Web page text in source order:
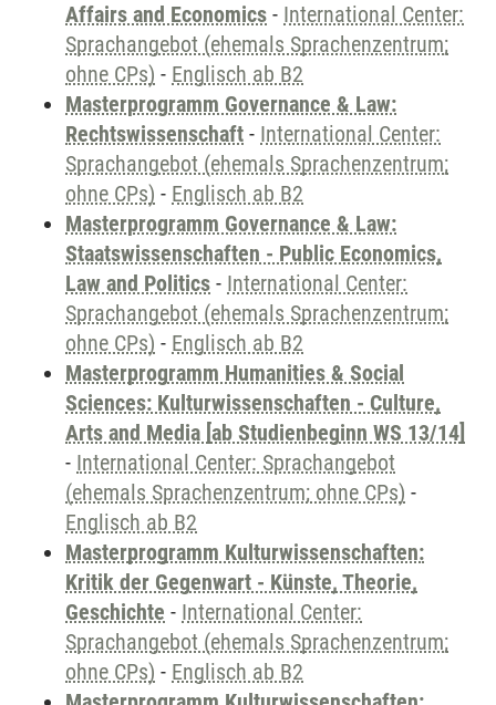
Affairs and Economics - International Center:
Sprachangebot (ehemals Sprachenzentrum;
ohne CPs) - Englisch ab B2
Masterprogramm Governance & Law:
Rechtswissenschaft - International Center:
Sprachangebot (ehemals Sprachenzentrum;
ohne CPs) - Englisch ab B2
Masterprogramm Governance & Law:
Staatswissenschaften - Public Economics,
Law and Politics - International Center:
Sprachangebot (ehemals Sprachenzentrum;
ohne CPs) - Englisch ab B2
Masterprogramm Humanities & Social
Sciences: Kulturwissenschaften - Culture,
Arts and Media [ab Studienbeginn WS 13/14]
- International Center: Sprachangebot
(ehemals Sprachenzentrum; ohne CPs) -
Englisch ab B2
Masterprogramm Kulturwissenschaften:
Kritik der Gegenwart - Künste, Theorie,
Geschichte - International Center:
Sprachangebot (ehemals Sprachenzentrum;
ohne CPs) - Englisch ab B2